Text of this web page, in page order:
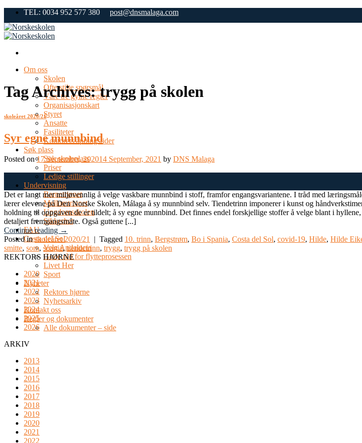
Skip
content
TEL: 0034 952 577 380 post@dnsmalaga.com
Om oss
Skolen
Ofte stilte spørsmål
Våre tre gylne regler
Organisasjonskart
Styret
Ansatte
Fasiliteter
Kontorets åpningstider
Søk plass
Søk skoleplass
Priser
Ledige stillinger
Undervisning
Barnetrinnet
Mellomtrinnet
Ungdomsskolen
Sikkerhet
FAU
Costa del Sol
Velg Andalucia
Gode råd for flytteprosessen
Livet Her
Sport
Nyheter
Rektors hjørne
Nyhetsarkiv
Kontakt oss
Regler og dokumenter
Alle dokumenter – side
Tag Archives:trygg på skolen
skoleåret 2020/21
Syr egne munnbind
Posted on17 September, 202014 September, 2021 by DNS Malaga
Det er langt mer miljøvennlig å velge vaskbare munnbind i stoff, framfor engangsvariantene. I tråd med
lærer elevene på Den Norske Skolen, Málaga å sy munnbind selv. Tiendetrinn imponerer i kunst og
holdning til oppgaven de er tildelt; å sy egne munnbind. Det finnes endel forskjellige stoffer å velge blant i
detaljert fremgangsmåte. Også guttene [...]
Continue reading →
Posted inskoleåret 2020/21 | Tagged 10. trinn, Bergstrøm, Bo i Spania, Costa del Sol, covid-19, Hilde, Hilde
smitte, som, spania,tiendetrinn, trygg, trygg på skolen
REKTORS HJØRNE
2020
2021
2022
2023
2024
2025
2026
ARKIV
2013
2014
2015
2016
2017
2018
2019
2020
2021
2022